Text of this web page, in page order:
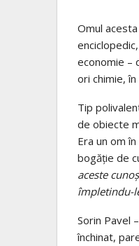
Omul
economie –
ori chimie,
Tip
de obiecte
Era un om
bogăție de
aceste
împletindu-
Sorin Pavel
închinat,